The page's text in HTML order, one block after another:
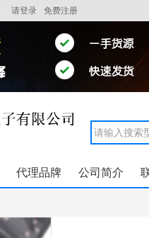
请登录 免费注册
代理品牌 公司简介